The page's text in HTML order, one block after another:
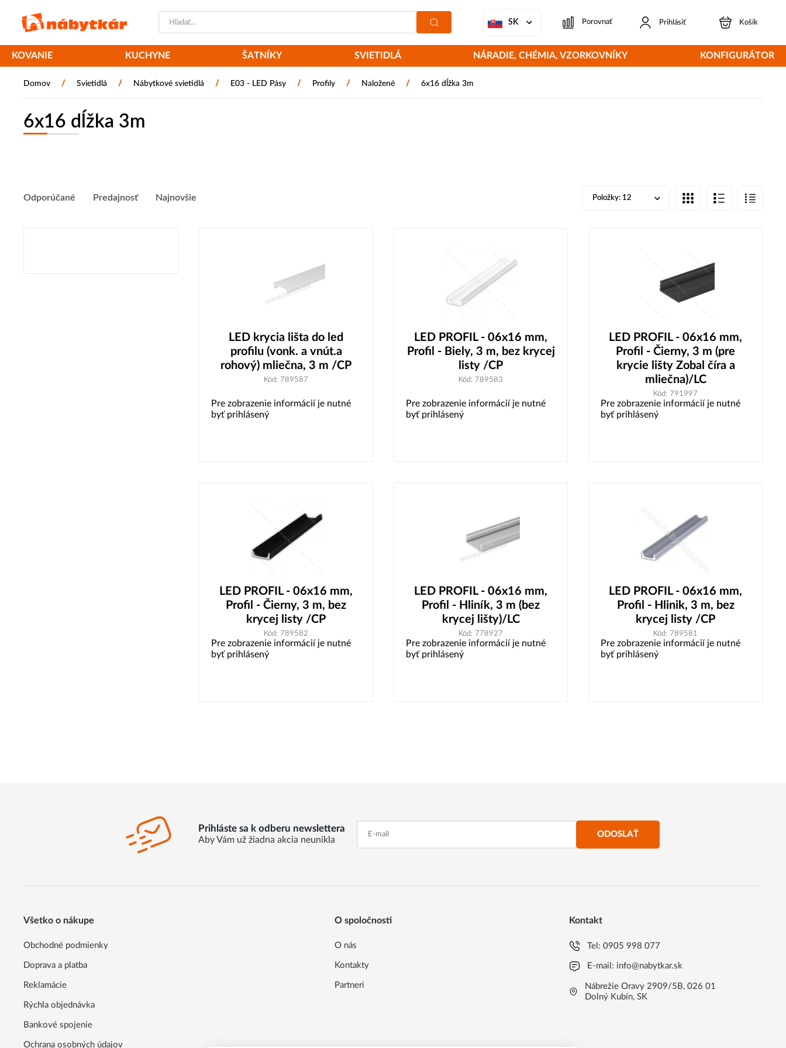
SK Porovnať Prihlásiť Košík
KOVANIE KUCHYNE ŠATNÍKY SVIETIDLÁ NÁRADIE, CHÉMIA, VZORKOVNÍKY KONFIGURÁTOR
Domov / Svietidlá / Nábytkové svietidlá / E03 - LED Pásy / Profily / Naložené / 6x16 dĺžka 3m
6x16 dĺžka 3m
Odporúčané Predajnosť Najnovšie Položky: 12
LED krycia lišta do led
profilu (vonk. a vnút.a
rohový) mliečna, 3 m /CP
Kód: 789587
Pre zobrazenie informácií je nutné
byť prihlásený
LED PROFIL - 06x16 mm,
Profil - Biely, 3 m, bez krycej
listy /CP
Kód: 789583
Pre zobrazenie informácií je nutné
byť prihlásený
LED PROFIL - 06x16 mm,
Profil - Čierny, 3 m (pre
krycie lišty Zobal číra a
mliečna)/LC
Kód: 791997
Pre zobrazenie informácií je nutné
byť prihlásený
LED PROFIL - 06x16 mm,
Profil - Čierny, 3 m, bez
krycej listy /CP
Kód: 789582
Pre zobrazenie informácií je nutné
byť prihlásený
LED PROFIL - 06x16 mm,
Profil - Hliník, 3 m (bez
krycej lišty)/LC
Kód: 778927
Pre zobrazenie informácií je nutné
byť prihlásený
LED PROFIL - 06x16 mm,
Profil - Hlinik, 3 m, bez
krycej listy /CP
Kód: 789581
Pre zobrazenie informácií je nutné
byť prihlásený
Prihláste sa k odberu newslettera
Aby Vám už žiadna akcia neunikla
ODOSLAŤ
Všetko o nákupe
Obchodné podmienky
Doprava a platba
Reklamácie
Rýchla objednávka
Bankové spojenie
Ochrana osobných údajov
O spoločnosti
O nás
Kontakty
Partneri
Kontakt
Tel:0905 998 077
E-mail: info@nabytkar.sk
Nábrežie Oravy 2909/5B, 026 01
Dolný Kubín, SK